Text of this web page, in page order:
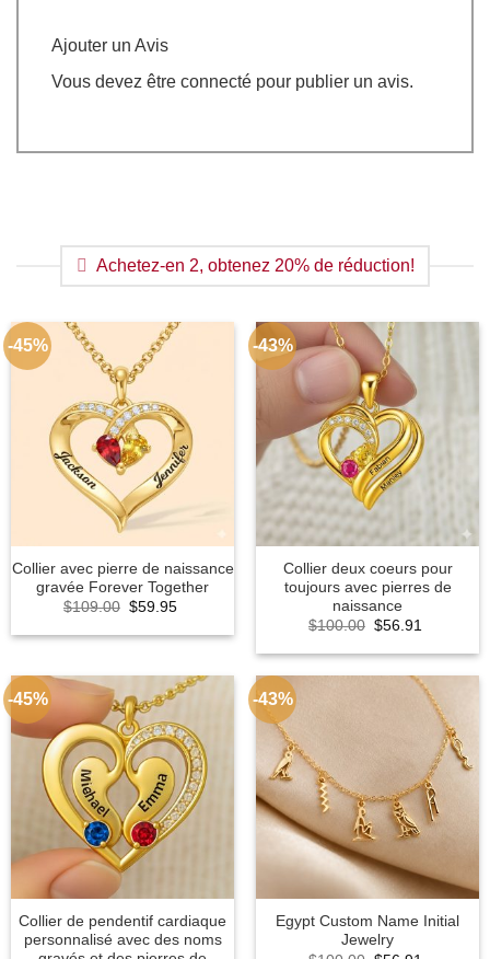
Ajouter un Avis
Vous devez être connecté pour publier un avis.
Achetez-en 2, obtenez 20% de réduction!
-45%
Collier avec pierre de naissance
gravée Forever Together
$109.00 Original
was:
$59.95Current
is:
-43%
Collier deux coeurs pour
toujours avec pierres de
naissance
$100.00 Original
was:
$56.91
is:
-45%
Collier de pendentif cardiaque
personnalisé avec des noms
-43%
Egypt Custom Name Initial
Jewelry